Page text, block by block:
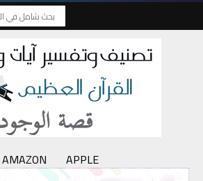
AMAZON APPLE